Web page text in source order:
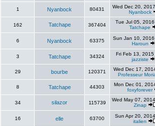
1 Nyanbock 80431
Wed Dec 20,
Nyanbock
162 Tatchape 367404
Tue Jul 05,
Tatchape
6 Nyanbock 63375
Sun Jan 10,
Haroun
3 Tatchape 34324
Fri Feb 13,
jazziste
29 bourbe 120371
Wed Dec 17,
Professeur
8 Tatchape 44303
Mon Dec 01,
foxyforever
34 silazor 115739
Wed May 07,
Zinap
16 elle 63700
Sun Apr 20,
italien